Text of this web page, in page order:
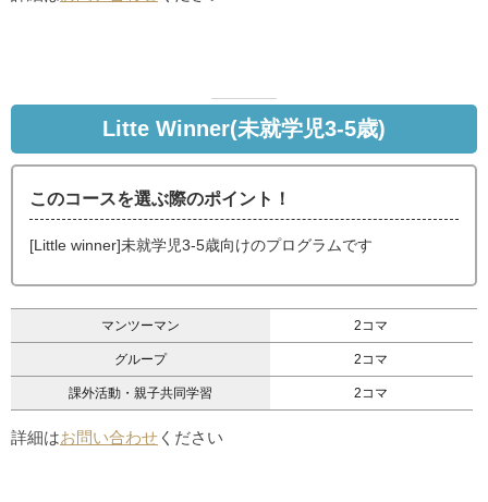
Litte Winner(未就学児3-5歳)
このコースを選ぶ際のポイント！
[Little winner]未就学児3-5歳向けのプログラムです
マンツーマン 2コマ
グループ 2コマ
課外活動・親子共同学習 2コマ
詳細はお問い合わせ ください